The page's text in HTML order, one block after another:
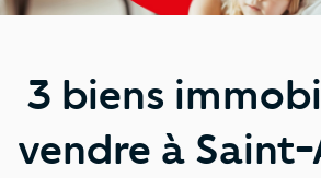
3 biens
vendre à